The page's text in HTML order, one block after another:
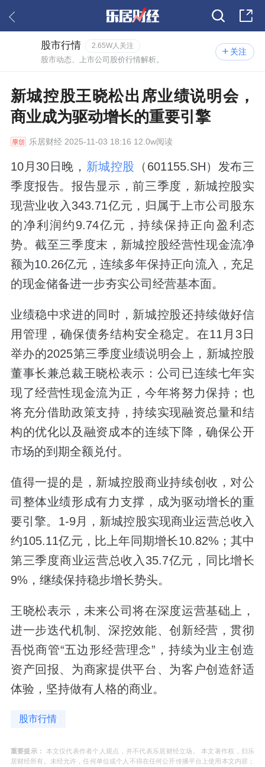
关注
股市行情 2.65W人关注
股市动态、上市公司股价行情解析。
新城控股王晓松出席业绩说明会，
商业成为驱动增长的重要引擎
乐居财经2025-11-03 18:16 12.0w阅读
10月30日晚， 新城控股 （601155.SH）发布三
季度报告。报告显示，前三季度，新城控股实
现营业收入343.71亿元，归属于上市公司股东
的净利润约9.74亿元，持续保持正向盈利态
势。截至三季度末，新城控股经营性现金流净
额为‌10.26亿元，连续多年保持正向流入，充足
的现金储备进一步夯实公司经营基本面。
业绩稳中求进的同时，新城控股还持续做好信
用管理，确保债务结构安全稳定。在11月3日
举办的2025第三季度业绩说明会上，新城控股
董事长兼总裁王晓松表示：公司已连续七年实
现了经营性现金流为正，今年将努力保持；也
将充分借助政策支持，持续实现融资总量和结
构的优化以及融资成本的连续下降，确保公开
市场的到期全额兑付。
值得一提的是，新城控股商业持续创收，对公
司整体业绩形成有力支撑，成为驱动增长的重
要引擎。1-9月，新城控股实现商业运营总收入
约105.11亿元，比上年同期增长10.82%；其中
第三季度商业运营总收入35.7亿元，同比增长
9%，继续保持稳步增长势头。
王晓松表示，未来公司将在深度运营基础上，
进一步迭代机制、深挖效能、创新经营，贯彻
吾悦商管“五边形经营理念”，持续为业主创造
资产回报、为商家提供平台、为客户创造舒适
体验，坚持做有人格的商业。
股市行情
重要提示：
本文仅代表作者个人观点，并不代表乐居财经立场。 本文著作权，归乐
居财经所有。未经允许，任何单位或个人不得在任何公开传播平台上使用本文内容；